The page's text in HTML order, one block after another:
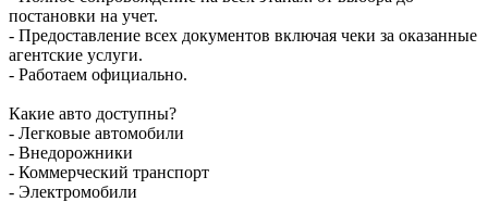
постановки на учет.
- Предоставление всех документов включая чеки за оказанные
агентские услуги.
- Работаем официально.
Какие авто доступны?
- Легковые автомобили
- Внедорожники
- Коммерческий транспорт
- Электромобили